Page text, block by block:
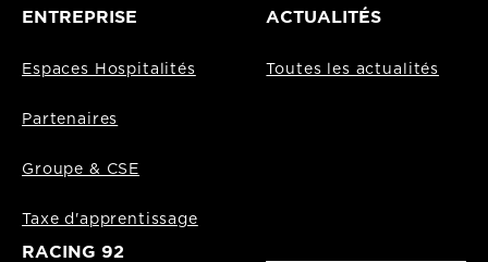
ENTREPRISE
Espaces Hospitalités
Partenaires
Groupe & CSE
Taxe d'apprentissage
ACTUALITÉS
Toutes les actualités
RACING 92